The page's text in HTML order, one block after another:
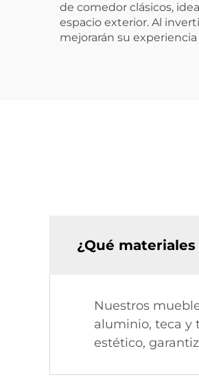
de comedor clásicos,
espacio exterior. Al
mejorarán su
¿Qué
Nuestros
aluminio, teca y
estético,